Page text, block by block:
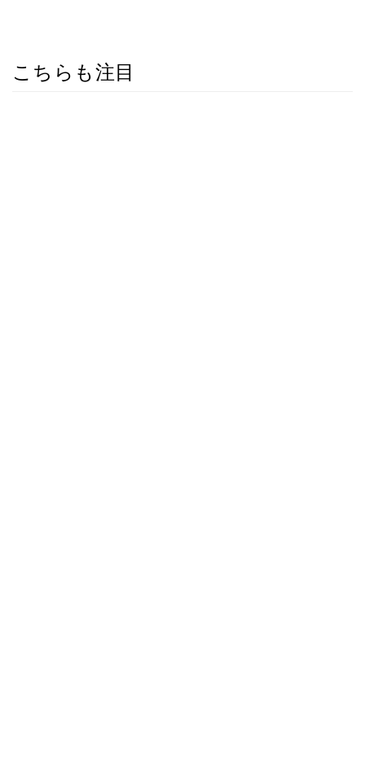
こちらも注目